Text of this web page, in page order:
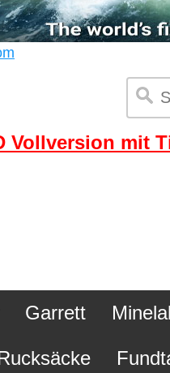
Vollversion mit
Garrett